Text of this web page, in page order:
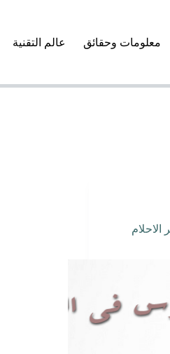
معلومات وحقائق عالم التقنية